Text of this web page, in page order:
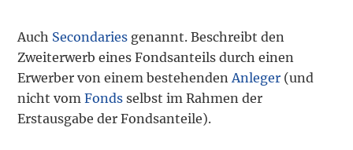
Tax
Auch Secondaries genannt. Beschreibt den
Zweiterwerb eines Fondsanteils durch einen
Erwerber von einem bestehenden Anleger (und
nicht vomFonds selbst im Rahmen der
Erstausgabe der Fondsanteile).